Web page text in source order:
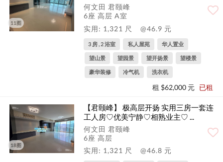
11图
何文田 君颐峰
6座 高层 A室
实用: 1,321 尺
@46.9 元
3 房 , 2 浴室 私人屋苑 华人置业
望山景 望园景 望开扬景 望楼景
豪华装修 冷气机 洗衣机
租 $62,000 元 已租
18图
【君颐峰】 极高层开扬 实用三房一套连
工人房♡优美宁静♡相熟业主♡ ...
何文田 君颐峰
6座 高层
实用: 1,321 尺
@46.8 元